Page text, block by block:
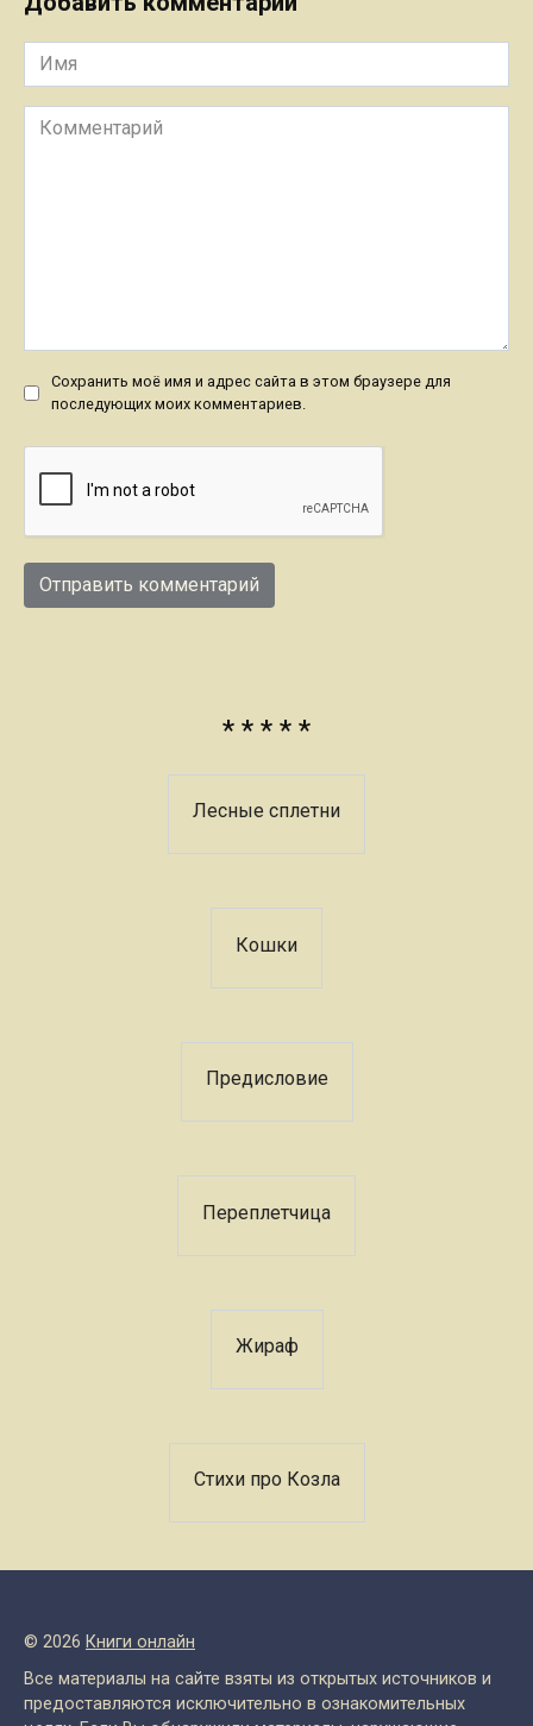
Имя
Комментарий
Сохранить моё имя и адрес сайта в этом браузере для
последующих моих комментариев.
* * * * *
Лесные сплетни
Кошки
Предисловие
Переплетчица
Жираф
Стихи про Козла
© 2026 Книги онлайн
Все материалы на сайте взяты из открытых источников и
предоставляются исключительно в ознакомительных